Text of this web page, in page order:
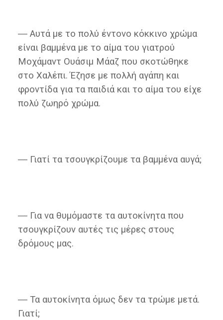
― Αυτά με το πολύ έντονο κόκκινο χρώμα
είναι βαμμένα με το αίμα του γιατρού
Μοχάμαντ Ουάσιμ Μάαζ που σκοτώθηκε
στο Χαλέπι. Έζησε με πολλή αγάπη και
φροντίδα για τα παιδιά και το αίμα του είχε
πολύ ζωηρό χρώμα.
― Γιατί τα τσουγκρίζουμε τα βαμμένα αυγά;
― Για να θυμόμαστε τα αυτοκίνητα που
τσουγκρίζουν αυτές τις μέρες στους
δρόμους μας.
― Τα αυτοκίνητα όμως δεν τα τρώμε μετά.
Γιατί;